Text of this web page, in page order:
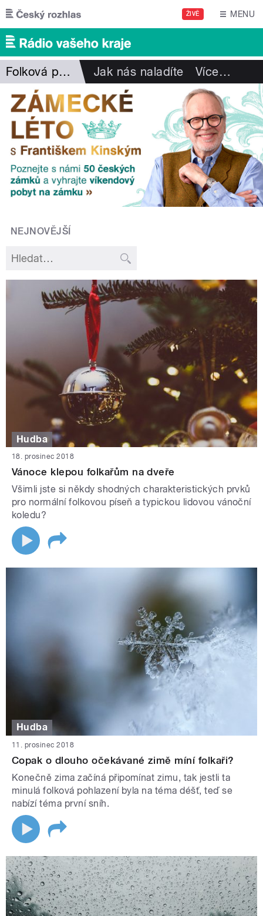
Přejít k hlavnímu obsahu
ŽIVĚ MENU
Folková pohlazení Jak nás naladíte Více…
NEJNOVĚJŠÍ
Hudba
18. prosinec 2018
Vánoce klepou folkařům na dveře
Všimli jste si někdy shodných charakteristických prvků
pro normální folkovou píseň a typickou lidovou vánoční
koledu?
Hudba
11. prosinec 2018
Copak o dlouho očekávané zimě míní folkaři?
Konečně zima začíná připomínat zimu, tak jestli ta
minulá folková pohlazení byla na téma déšť, teď se
nabízí téma první sníh.